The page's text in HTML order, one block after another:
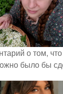
о том,
было бы